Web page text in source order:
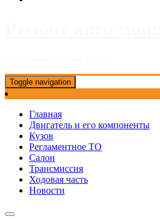
Toggle navigation
Главная
Двигатель и его компоненты
Кузов
Регламентное ТО
Салон
Трансмиссия
Ходовая часть
Новости